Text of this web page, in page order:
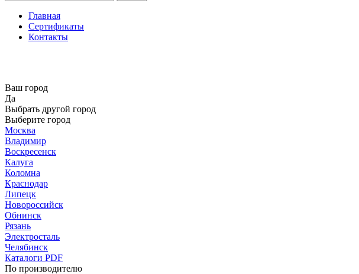
Главная
Сертификаты
Контакты
Ваш город
Да
Выбрать другой город
Выберите город
Москва
Владимир
Воскресенск
Калуга
Коломна
Краснодар
Липецк
Новороссийск
Обнинск
Рязань
Электросталь
Челябинск
Каталоги PDF
По производителю